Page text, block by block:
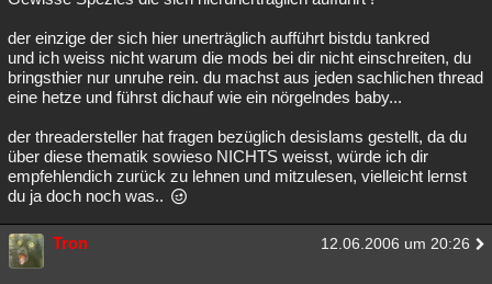
der einzige der sich hier unerträglich aufführt bistdu tankred
und ich weiss nicht warum die mods bei dir nicht einschreiten, du
bringsthier nur unruhe rein. du machst aus jeden sachlichen thread
eine hetze und führst dichauf wie ein nörgelndes baby...
der threadersteller hat fragen bezüglich desislams gestellt, da du
über diese thematik sowieso NICHTS weisst, würde ich dir
empfehlendich zurück zu lehnen und mitzulesen, vielleicht lernst
du ja doch noch was..
Tron 12.06.2006 um 20:26